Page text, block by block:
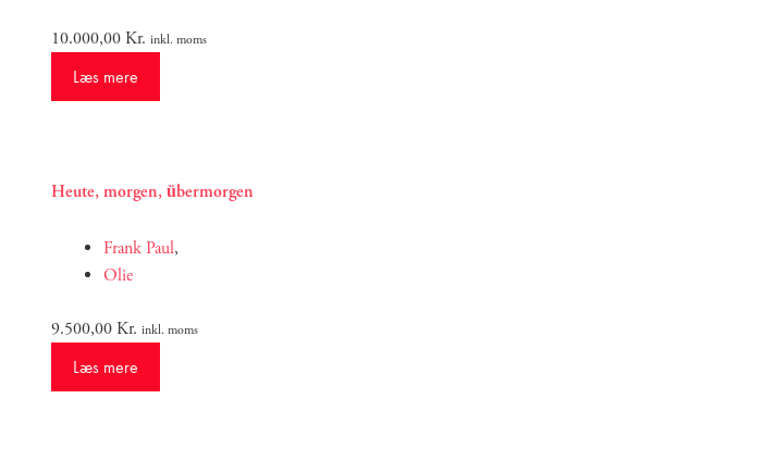
10.000,00Kr. inkl. moms
Læs mere
Heute, morgen, übermorgen
Frank Paul,
Olie
9.500,00Kr. inkl. moms
Læs mere